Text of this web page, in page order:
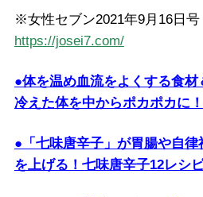
※女性セブン2021年9月16日号
https://josei7.com/
●体を温め血流をよくする食
冷えた体を中からポカポカに！
●「七味唐辛子」が胃腸や自
を上げる！七味唐辛子12レシ